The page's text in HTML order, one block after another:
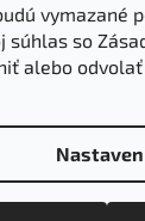
vymazané
súhlas so
alebo
Stavebniny